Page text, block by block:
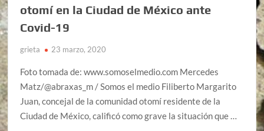
otomí en la Ciudad de México ante
Covid-19
grieta 23 marzo, 2020
Foto tomada de: www.somoselmedio.com Mercedes
Matz/@abraxas_m / Somos el medio Filiberto Margarito
Juan, concejal de la comunidad otomí residente de la
Ciudad de México, calificó como grave la situación que …